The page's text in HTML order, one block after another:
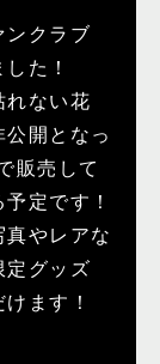
ンクラブ
た！
れない花
公開となっ
販売して
定です！
やレアな
定グッズ
ます！